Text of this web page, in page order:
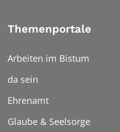
Themenportale
Arbeiten im Bistum
da sein
Ehrenamt
Glaube & Seelsorge